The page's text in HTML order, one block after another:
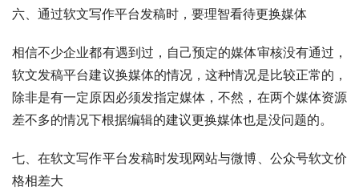
六、通过软文写作平台发稿时，要理智看待更换媒体
相信不少企业都有遇到过，自己预定的媒体审核没有通过，
软文发稿平台建议换媒体的情况，这种情况是比较正常的，
除非是有一定原因必须发指定媒体，不然，在两个媒体资源
差不多的情况下根据编辑的建议更换媒体也是没问题的。
七、在软文写作平台发稿时发现网站与微博、公众号软文价
格相差大